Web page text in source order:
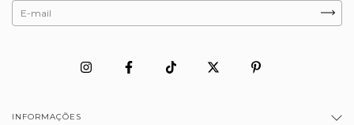
INFORMAÇÕES